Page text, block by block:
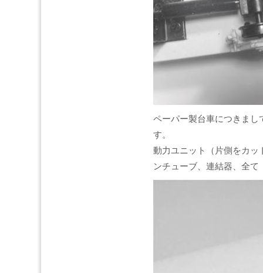
ペーパー製台車につきまし
す。
動力ユニット（片側をカッ
ンチューブ、連結器、全て